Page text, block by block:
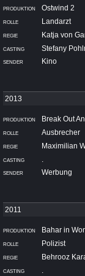
Ostwind 2
Landarzt
Katja von
Stefany
Kino
Break Out
Ausbrecher
Maximilian
Werbung
Bahar in
Polizist
Behrooz